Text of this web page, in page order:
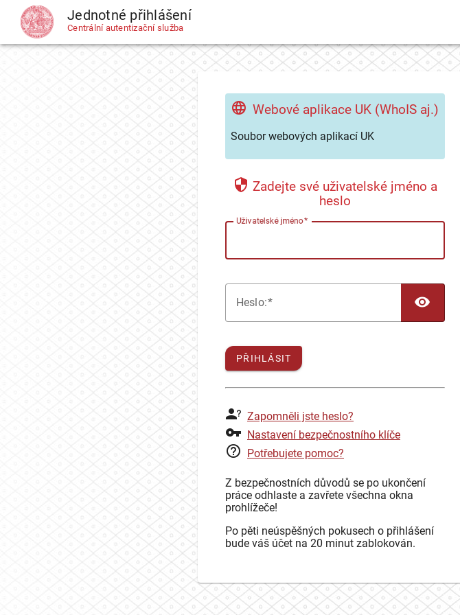
CAS Jednotné přihlášení
Centrální autentizační služba
Webové aplikace UK (WhoIS aj.)
Soubor webových aplikací UK
Zadejte své uživatelské jméno a
heslo
Uživatelské jméno
Heslo:
PŘIHLÁSIT
Zapomněli jste heslo?
Nastavení bezpečnostního klíče
Potřebujete pomoc?
Z bezpečnostních důvodů se po ukončení
práce odhlaste a zavřete všechna okna
prohlížeče!
Po pěti neúspěšných pokusech o přihlášení
bude váš účet na 20 minut zablokován.